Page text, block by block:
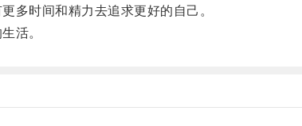
时间和精力去追求更好的自己。
活。